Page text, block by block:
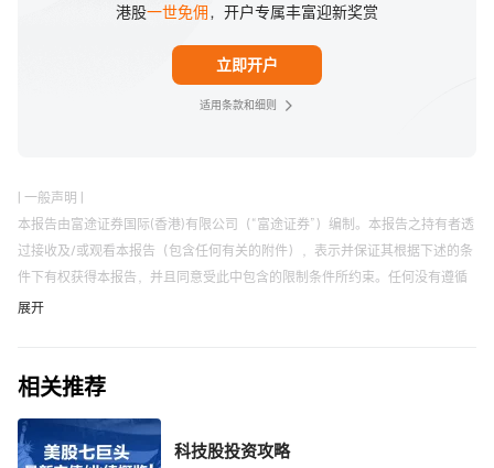
(PLTR.US)$ 、$UiPath (PATH.US)$ 、$Workday
(WDAY.US)$ 、$赛富时 (CRM.US)$ 、$monday.com
(MNDY.US)$ 、  $SAP SE (SAP.US)$ 、  $C3.ai (AI.US)$
、  $ServiceNow (NOW.US)$ 、  $HubSpot (HUBS.US)$
(MDB.US)$ 、  $Confluent (CFLT.US)$ 、  $甲骨文
(ORCL.US)$ ；
AI+安全：  $Palo Alto Networks (PANW.US)$ 、
$CrowdStrike (CRWD.US)$ 、  $飞塔信息 (FTNT.US)$ 、
$Datadog (DDOG.US)$ 、  $Cloudflare (NET.US)$ ；
AI+办公：  $Freshworks (FRSH.US)$ ；
AI+教育：  $多邻国 (DUOL.US)$
AI+电商：  $Shopify (SHOP.US)$ 、  $亚马逊
(AMZN.US)$ ；
港股一世免佣，开户专属丰富迎新奖赏
立即开户
适用条款和细则
| 一般声明 |
本报告由富途证券国际(香港)有限公司（“富途证券”）编制。本报告之持有者透
过接收及/或观看本报告（包含任何有关的附件），表示并保证其根据下述的条
件下有权获得本报告，并且同意受此中包含的限制条件所约束。任何没有遵循
这些限制的情况可能构成违反有关法律。
用途。富途证券对因使用本报告中包含的材料而导致的任何直接或间接损失概
本报告内的资料来自富途证券在报告发行时相信为正确及可靠的来源，惟本报
告并非旨在包含投资者所需要的所有信息，并可能受送递延误，阻碍或拦截等
展开
相关推荐
科技股投资攻略